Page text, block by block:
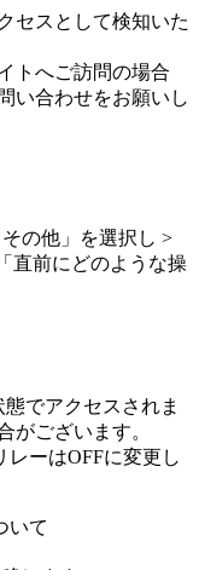
セスとして検知いた
トへご訪問の場合
い合わせをお願いし
の他」を選択し >
直前にどのような操
でアクセスされま
がございます。
レーはOFFに変更し
いて